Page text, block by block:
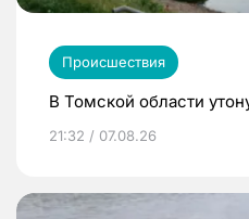
Происшествия
В Томской области
21:32 / 07.08.26